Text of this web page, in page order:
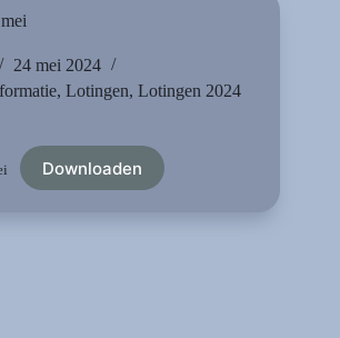
24 mei 2024
, Lotingen, Lotingen 2024
Downloaden